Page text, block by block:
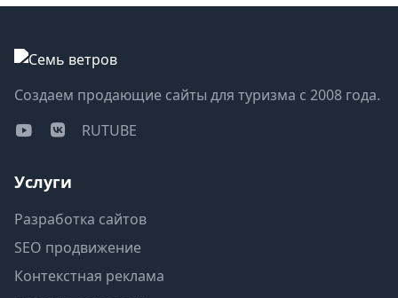
Создаем продающие сайты для туризма с 2008 года.
RUTUBE
Услуги
Разработка сайтов
SEO продвижение
Контекстная реклама